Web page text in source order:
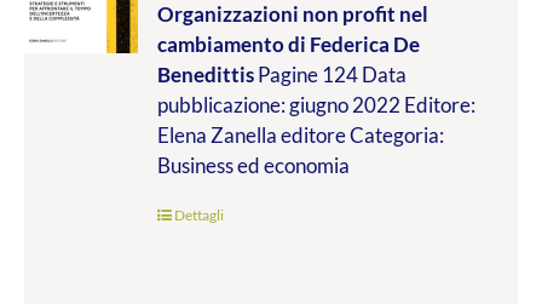
prezzo:
da
€9.99
a
€17.00
Organizzazioni non profit nel
cambiamentodi Federica De
BenedittisPagine 124 Data
pubblicazione: giugno 2022 Editore:
Elena Zanella editore Categoria:
Business ed economia
Dettagli